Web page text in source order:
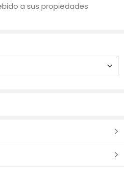
a sus propiedades